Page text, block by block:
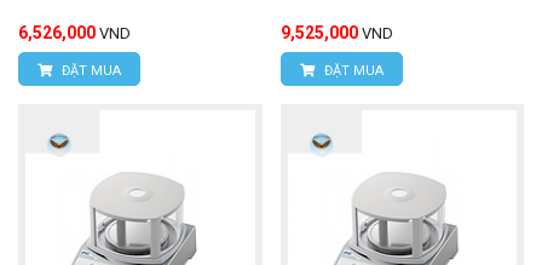
6,526,000 VND
ĐẶT MUA
9,525,000 VND
ĐẶT MUA